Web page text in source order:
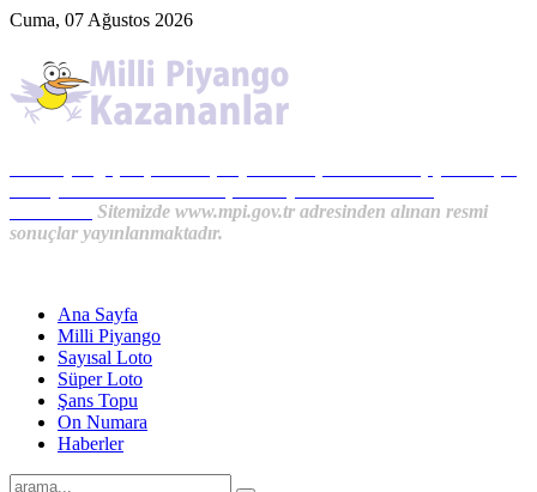
Cuma, 07 Ağustos 2026
Sitemizde www.mpi.gov.tr adresinden alınan resmi
sonuçlar yayınlanmaktadır.
Ana Sayfa
Milli Piyango
Sayısal Loto
Süper Loto
Şans Topu
On Numara
Haberler